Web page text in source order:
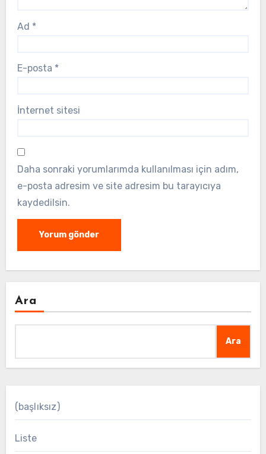
Ad *
E-posta *
İnternet sitesi
Daha sonraki yorumlarımda kullanılması için adım,
e-posta adresim ve site adresim bu tarayıcıya
kaydedilsin.
Ara
Ara
(başlıksız)
Liste